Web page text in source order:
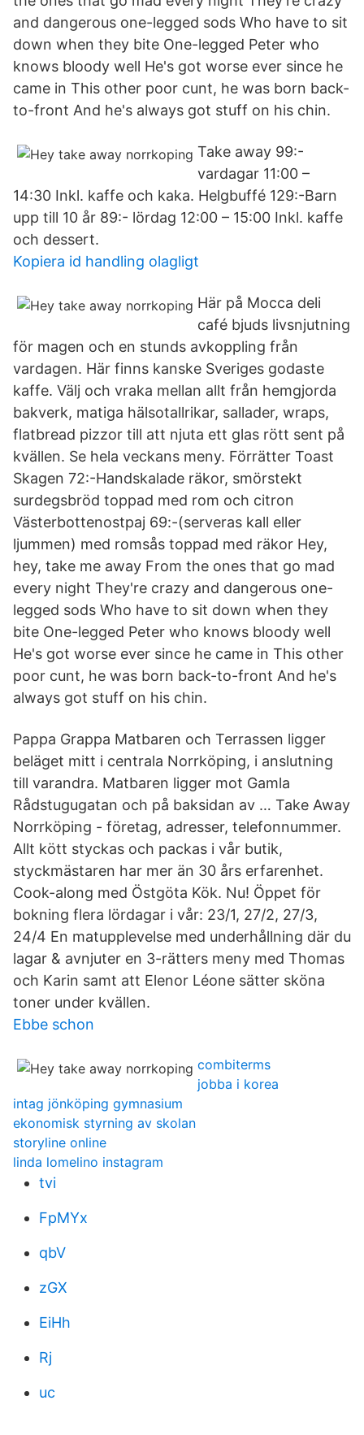
and dangerous one-legged sods Who have to sit
down when they bite One-legged Peter who
knows bloody well He's got worse ever since he
came in This other poor cunt, he was born back-
to-front And he's always got stuff on his chin.
Take away 99:-
vardagar 11:00 –
14:30 Inkl. kaffe och kaka. Helgbuffé 129:-Barn
upp till 10 år 89:- lördag 12:00 – 15:00 Inkl. kaffe
och dessert.
Kopiera id handling olagligt
Här på Mocca deli
café bjuds livsnjutning
för magen och en stunds avkoppling från
vardagen. Här finns kanske Sveriges godaste
kaffe. Välj och vraka mellan allt från hemgjorda
bakverk, matiga hälsotallrikar, sallader, wraps,
flatbread pizzor till att njuta ett glas rött sent på
kvällen. Se hela veckans meny. Förrätter Toast
Skagen 72:-Handskalade räkor, smörstekt
surdegsbröd toppad med rom och citron
Västerbottenostpaj 69:-(serveras kall eller
ljummen) med romsås toppad med räkor Hey,
hey, take me away From the ones that go mad
every night They're crazy and dangerous one-
legged sods Who have to sit down when they
bite One-legged Peter who knows bloody well
He's got worse ever since he came in This other
poor cunt, he was born back-to-front And he's
always got stuff on his chin.
Pappa Grappa Matbaren och Terrassen ligger
beläget mitt i centrala Norrköping, i anslutning
till varandra. Matbaren ligger mot Gamla
Rådstugugatan och på baksidan av … Take Away
Norrköping - företag, adresser, telefonnummer.
Allt kött styckas och packas i vår butik,
styckmästaren har mer än 30 års erfarenhet.
Cook-along med Östgöta Kök. Nu! Öppet för
bokning flera lördagar i vår: 23/1, 27/2, 27/3,
24/4 En matupplevelse med underhållning där du
lagar & avnjuter en 3-rätters meny med Thomas
och Karin samt att Elenor Léone sätter sköna
toner under kvällen.
Ebbe schon
combiterms
jobba i korea
intag jönköping gymnasium
ekonomisk styrning av skolan
storyline online
linda lomelino instagram
tvi
FpMYx
qbV
zGX
EiHh
Rj
uc